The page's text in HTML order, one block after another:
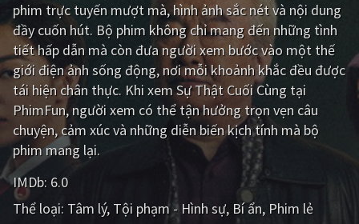
Giật gân Gia đình
Bí ẩn Lịch sử
Viễn Tây Tiểu sử
GameShow DramaTV
QUỐC GIA
Âu - Mỹ Trung Quốc - Hồng Kông
Hàn Quốc Nhật Bản
phim trực tuyến mượt mà, hình ảnh sắc nét và nội dung
đầy cuốn hút. Bộ phim không chỉ mang đến những tình
tiết hấp dẫn mà còn đưa người xem bước vào một thế
giới điện ảnh sống động, nơi mỗi khoảnh khắc đều được
tái hiện chân thực. Khi xem Sự Thật Cuối Cùng tại
PhimFun, người xem có thể tận hưởng trọn vẹn câu
chuyện, cảm xúc và những diễn biến kịch tính mà bộ
phim mang lại.
IMDb: 6.0
Thể loại: Tâm lý Tội phạm - Hình sự Bí ẩn Phim lẻ